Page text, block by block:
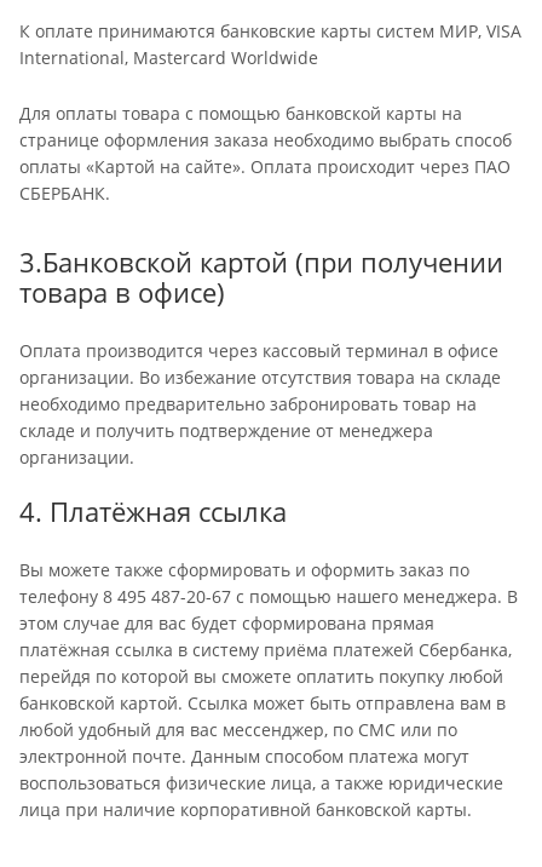
К оплате принимаются банковские карты систем МИР, VISA
International, Mastercard Worldwide
Для оплаты товара с помощью банковской карты на
странице оформления заказа необходимо выбрать способ
оплаты «Картой на сайте». Оплата происходит через ПАО
СБЕРБАНК.
3.Банковской картой (при получении
товара в офисе)
Оплата производится через кассовый терминал в офисе
организации. Во избежание отсутствия товара на складе
необходимо предварительно забронировать товар на
складе и получить подтверждение от менеджера
организации.
4. Платёжная ссылка
Вы можете также сформировать и оформить заказ по
телефону 8 495 487-20-67 с помощью нашего менеджера. В
этом случае для вас будет сформирована прямая
платёжная ссылка в систему приёма платежей Сбербанка,
перейдя по которой вы сможете оплатить покупку любой
банковской картой. Ссылка может быть отправлена вам в
любой удобный для вас мессенджер, по СМС или по
электронной почте. Данным способом платежа могут
воспользоваться физические лица, а также юридические
лица при наличие корпоративной банковской карты.